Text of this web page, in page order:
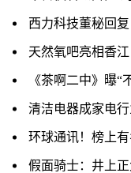
天然氧吧亮相香江
清洁电器成家电